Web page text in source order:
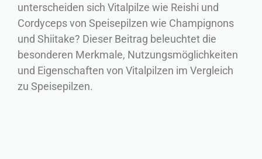
unterscheiden sich Vitalpilze wie Reishi und
Cordyceps von Speisepilzen wie Champignons
und Shiitake? Dieser Beitrag beleuchtet die
besonderen Merkmale, Nutzungsmöglichkeiten
und Eigenschaften von Vitalpilzen im Vergleich
zu Speisepilzen.